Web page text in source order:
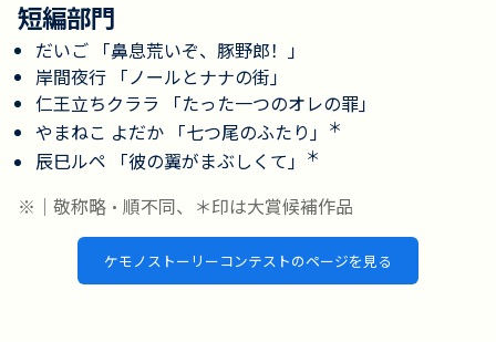
短編部門
だいご 「鼻息荒いぞ、豚野郎！」
岸間夜行 「ノールとナナの街」
仁王立ちクララ 「たった一つのオレの罪」
やまねこ よだか 「七つ尾のふたり」
＊
辰巳ルペ 「彼の翼がまぶしくて」 ＊
※｜敬称略・順不同、＊印は大賞候補作品
ケモノストーリーコンテストのページを見る